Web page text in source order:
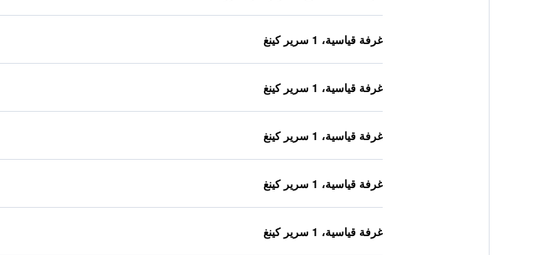
غرفة قياسية، 1 سرير كينغ
غرفة قياسية، 1 سرير كينغ
غرفة قياسية، 1 سرير كينغ
غرفة قياسية، 1 سرير كينغ
غرفة قياسية، 1 سرير كينغ